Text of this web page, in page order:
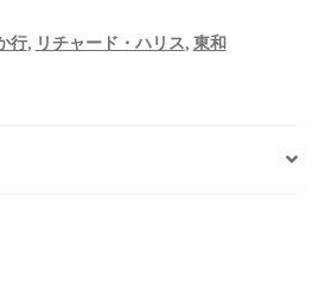
行, リチャード・ハリス, 東和